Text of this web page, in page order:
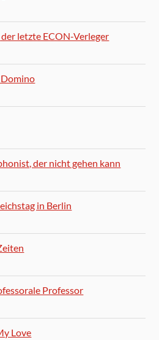
letzte ECON-Verleger
der nicht gehen kann
in Berlin
Professor
Love